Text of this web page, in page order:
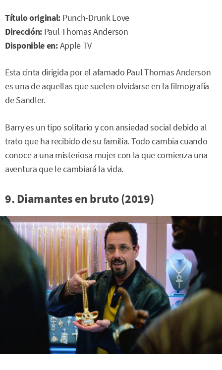
Título original: Punch-Drunk Love
Dirección: Paul Thomas Anderson
Disponible en:Apple TV
Esta cinta dirigida por el afamado Paul Thomas Anderson
es una de aquellas que suelen olvidarse en la filmografía
de Sandler.
Barry es un tipo solitario y con ansiedad social debido al
trato que ha recibido de su familia. Todo cambia cuando
conoce a una misteriosa mujer con la que comienza una
aventura que le cambiará la vida.
9. Diamantes en bruto (2019)